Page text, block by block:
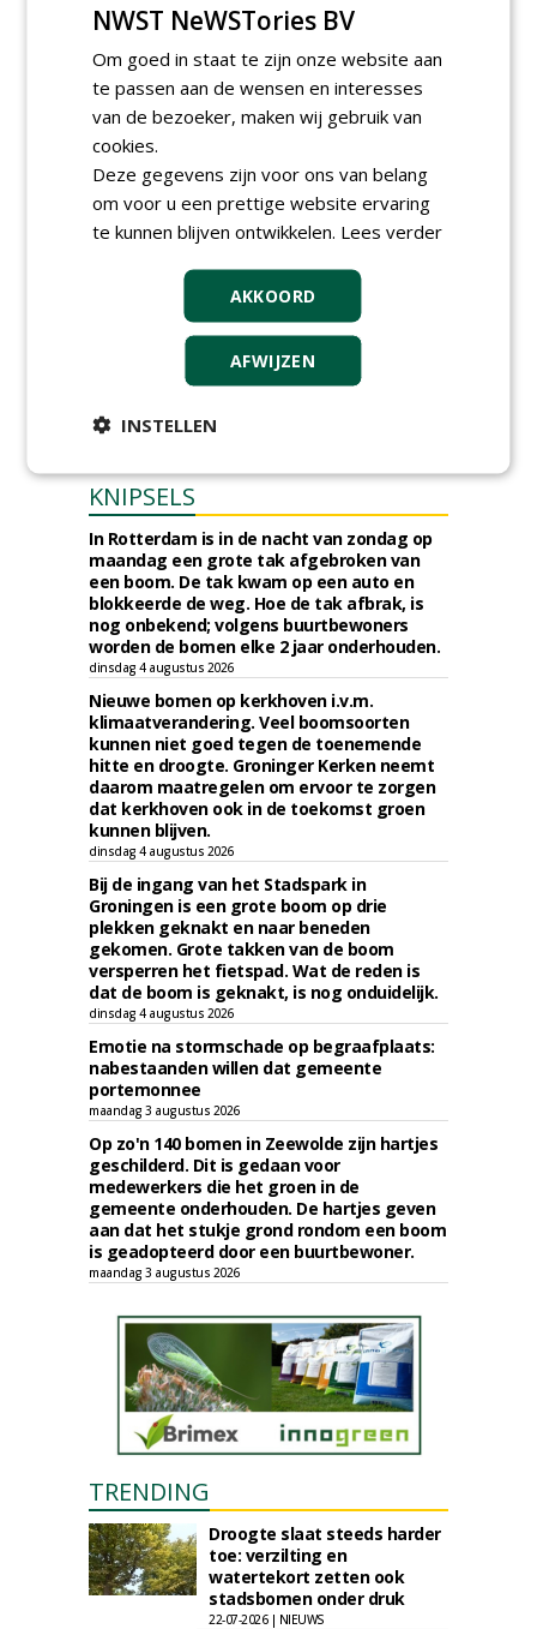
Boomrooierij Weijtmans.
Academisch Ziekenhuis Maastricht gunt
onderhoud terreinen MUMC+ aan Jonkers
Hoveniers, Dolmans Landscaping Group en
Infracilities
Provincie Drenthe gunt bestek 1879;
onderhoud bomen en beplantingen 2026,
provincie Drenthe aan Den Held
zondag 2 augustus 2026
KNIPSELS
In Rotterdam is in de nacht van zondag op
maandag een grote tak afgebroken van
een boom. De tak kwam op een auto en
blokkeerde de weg. Hoe de tak afbrak, is
nog onbekend; volgens buurtbewoners
worden de bomen elke 2 jaar onderhouden.
dinsdag 4 augustus 2026
Nieuwe bomen op kerkhoven i.v.m.
klimaatverandering. Veel boomsoorten
kunnen niet goed tegen de toenemende
hitte en droogte. Groninger Kerken neemt
daarom maatregelen om ervoor te zorgen
dat kerkhoven ook in de toekomst groen
kunnen blijven.
dinsdag 4 augustus 2026
Bij de ingang van het Stadspark in
Groningen is een grote boom op drie
plekken geknakt en naar beneden
gekomen. Grote takken van de boom
versperren het fietspad. Wat de reden is
dat de boom is geknakt, is nog onduidelijk.
dinsdag 4 augustus 2026
Emotie na stormschade op begraafplaats:
nabestaanden willen dat gemeente
portemonnee
maandag 3 augustus 2026
Op zo'n 140 bomen in Zeewolde zijn hartjes
geschilderd. Dit is gedaan voor
medewerkers die het groen in de
gemeente onderhouden. De hartjes geven
aan dat het stukje grond rondom een boom
is geadopteerd door een buurtbewoner.
maandag 3 augustus 2026
TRENDING
Droogte slaat steeds harder
toe: verzilting en
watertekort zetten ook
stadsbomen onder druk
22-07-2026 | NIEUWS
NWST NeWSTories BV
Om goed in staat te zijn onze website aan
te passen aan de wensen en interesses
van de bezoeker, maken wij gebruik van
cookies.
Deze gegevens zijn voor ons van belang
om voor u een prettige website ervaring
te kunnen blijven ontwikkelen. Lees verder
AKKOORD
AFWIJZEN
INSTELLEN